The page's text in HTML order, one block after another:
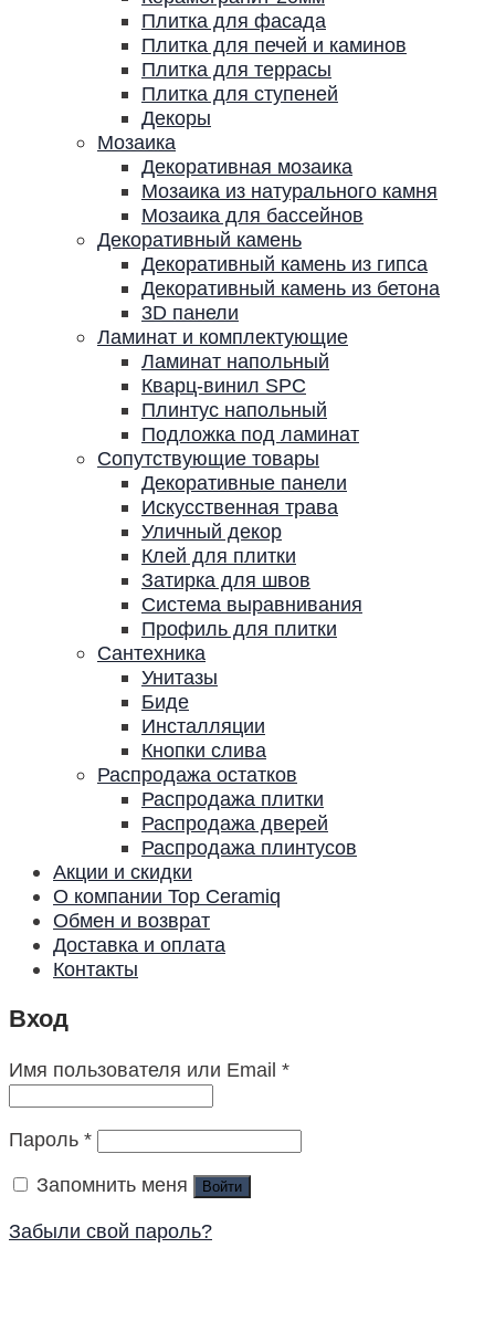
Плитка для фасада
Плитка для печей и каминов
Плитка для террасы
Плитка для ступеней
Декоры
Мозаика
Декоративная мозаика
Мозаика из натурального камня
Мозаика для бассейнов
Декоративный камень
Декоративный камень из гипса
Декоративный камень из бетона
3D панели
Ламинат и комплектующие
Ламинат напольный
Кварц-винил SPC
Плинтус напольный
Подложка под ламинат
Сопутствующие товары
Декоративные панели
Искусственная трава
Уличный декор
Клей для плитки
Затирка для швов
Система выравнивания
Профиль для плитки
Сантехника
Унитазы
Биде
Инсталляции
Кнопки слива
Распродажа остатков
Распродажа плитки
Распродажа дверей
Распродажа плинтусов
Акции и скидки
О компании Top Ceramiq
Обмен и возврат
Доставка и оплата
Контакты
Вход
Имя пользователя или Email *
Пароль *
Запомнить меня
Войти
Забыли свой пароль?